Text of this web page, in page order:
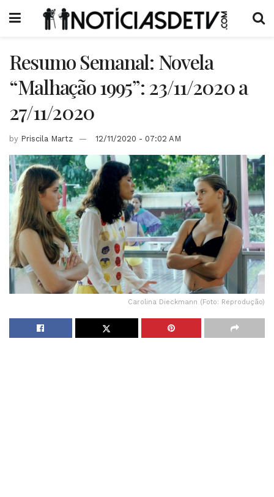
Resumo Semanal: Novela
“Malhação 1995”: 23/11/2020 a
27/11/2020
by Priscila Martz 12/11/2020 - 07:02 AM
Carolina Dieckmann (Foto: Reprodução)